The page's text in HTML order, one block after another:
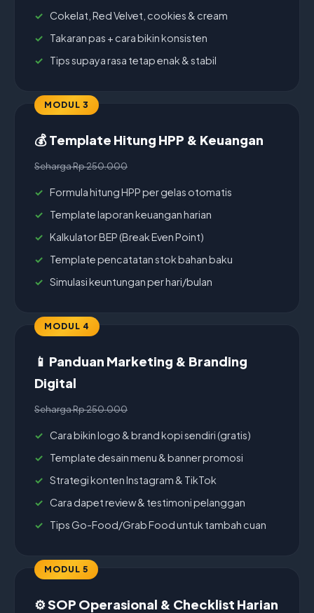
Cokelat, Red Velvet, cookies & cream
Takaran pas + cara bikin konsisten
Tips supaya rasa tetap enak & stabil
MODUL 3
💰 Template Hitung HPP & Keuangan
Seharga Rp 250.000
Formula hitung HPP per gelas otomatis
Template laporan keuangan harian
Kalkulator BEP (Break Even Point)
Template pencatatan stok bahan baku
Simulasi keuntungan per hari/bulan
MODUL 4
📱 Panduan Marketing & Branding
Digital
Seharga Rp 250.000
Cara bikin logo & brand kopi sendiri (gratis)
Template desain menu & banner promosi
Strategi konten Instagram & TikTok
Cara dapet review & testimoni pelanggan
Tips Go-Food/Grab Food untuk tambah cuan
MODUL 5
⚙️ SOP Operasional & Checklist Harian